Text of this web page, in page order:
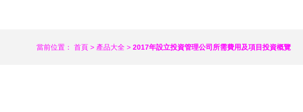
當前位置： 首頁 > 產品大全 > 2017年設立投資管理公司所需費用及項目投資概覽